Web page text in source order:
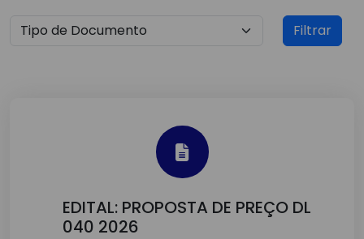
Filtrar
EDITAL: PROPOSTA DE PREÇO DL
040 2026